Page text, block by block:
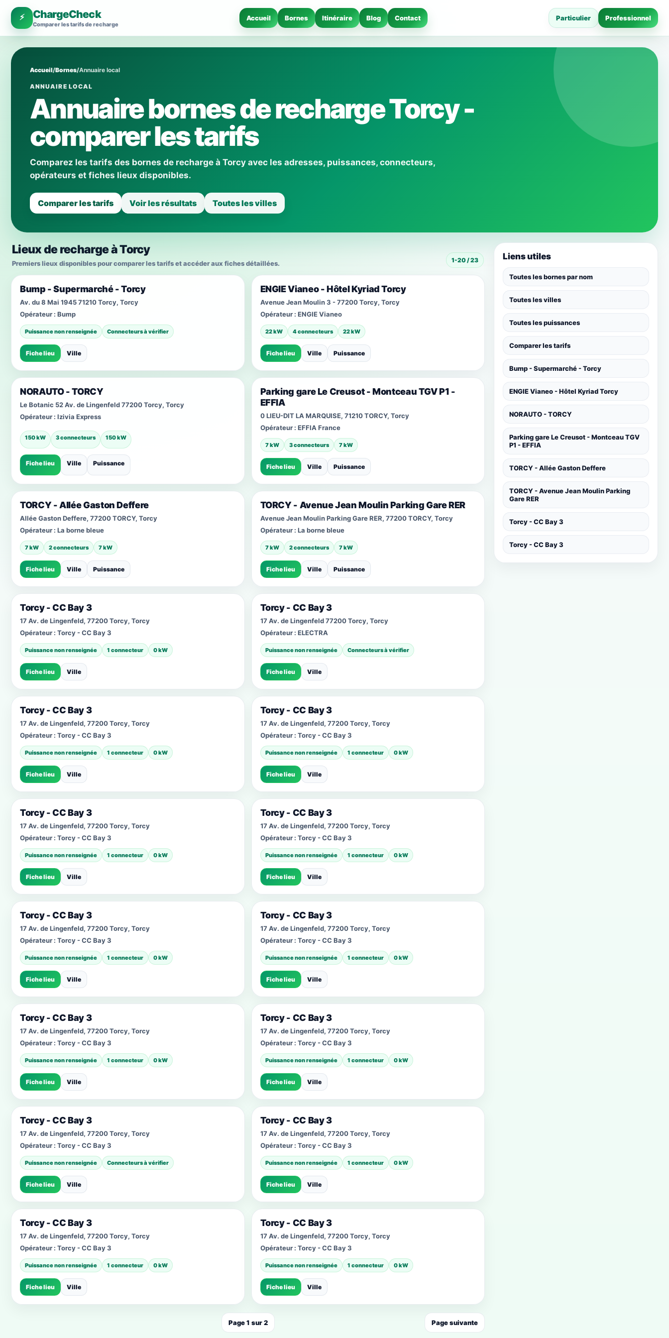
⚡ ChargeCheck
Comparer les tarifs de recharge
Accueil Bornes Itinéraire Blog Contact Particulier Professionnel
Accueil/Bornes/Annuaire local
ANNUAIRE LOCAL
Annuaire bornes de recharge Torcy -
comparer les tarifs
Comparez les tarifs des bornes de recharge à Torcy avec les adresses, puissances, connecteurs,
opérateurs et fiches lieux disponibles.
Comparer les tarifs Voir les résultats Toutes les villes
Lieux de recharge à Torcy
Premiers lieux disponibles pour comparer les tarifs et accéder aux fiches détaillées. 1-20 / 23
Bump - Supermarché - Torcy
Av. du 8 Mai 1945 71210 Torcy, Torcy
Opérateur : Bump
Puissance non renseignée Connecteurs à vérifier
Fiche lieu Ville
ENGIE Vianeo - Hôtel Kyriad Torcy
Avenue Jean Moulin 3 - 77200 Torcy, Torcy
Opérateur : ENGIE Vianeo
22 kW 4 connecteurs 22 kW
Fiche lieu Ville Puissance
NORAUTO - TORCY
Le Botanic 52 Av. de Lingenfeld 77200 Torcy, Torcy
Opérateur : Izivia Express
150 kW 3 connecteurs 150 kW
Fiche lieu Ville Puissance
Parking gare Le Creusot - Montceau TGV P1 -
EFFIA
0 LIEU-DIT LA MARQUISE, 71210 TORCY, Torcy
Opérateur : EFFIA France
7 kW 3 connecteurs 7 kW
Fiche lieu Ville Puissance
TORCY - Allée Gaston Deffere
Allée Gaston Deffere, 77200 TORCY, Torcy
Opérateur : La borne bleue
7 kW 2 connecteurs 7 kW
Fiche lieu Ville Puissance
TORCY - Avenue Jean Moulin Parking Gare RER
Avenue Jean Moulin Parking Gare RER, 77200 TORCY, Torcy
Opérateur : La borne bleue
7 kW 2 connecteurs 7 kW
Fiche lieu Ville Puissance
Torcy - CC Bay 3
17 Av. de Lingenfeld, 77200 Torcy, Torcy
Opérateur : Torcy - CC Bay 3
Puissance non renseignée 1 connecteur 0 kW
Fiche lieu Ville
Torcy - CC Bay 3
17 Av. de Lingenfeld 77200 Torcy, Torcy
Opérateur : ELECTRA
Puissance non renseignée Connecteurs à vérifier
Fiche lieu Ville
Torcy - CC Bay 3
17 Av. de Lingenfeld, 77200 Torcy, Torcy
Opérateur : Torcy - CC Bay 3
Puissance non renseignée 1 connecteur 0 kW
Fiche lieu Ville
Torcy - CC Bay 3
17 Av. de Lingenfeld, 77200 Torcy, Torcy
Opérateur : Torcy - CC Bay 3
Puissance non renseignée 1 connecteur 0 kW
Fiche lieu Ville
Torcy - CC Bay 3
17 Av. de Lingenfeld, 77200 Torcy, Torcy
Opérateur : Torcy - CC Bay 3
Puissance non renseignée 1 connecteur 0 kW
Fiche lieu Ville
Torcy - CC Bay 3
17 Av. de Lingenfeld, 77200 Torcy, Torcy
Opérateur : Torcy - CC Bay 3
Puissance non renseignée 1 connecteur 0 kW
Fiche lieu Ville
Torcy - CC Bay 3
17 Av. de Lingenfeld, 77200 Torcy, Torcy
Opérateur : Torcy - CC Bay 3
Puissance non renseignée 1 connecteur 0 kW
Fiche lieu Ville
Torcy - CC Bay 3
17 Av. de Lingenfeld, 77200 Torcy, Torcy
Opérateur : Torcy - CC Bay 3
Puissance non renseignée 1 connecteur 0 kW
Fiche lieu Ville
Torcy - CC Bay 3
17 Av. de Lingenfeld, 77200 Torcy, Torcy
Opérateur : Torcy - CC Bay 3
Puissance non renseignée 1 connecteur 0 kW
Fiche lieu Ville
Torcy - CC Bay 3
17 Av. de Lingenfeld, 77200 Torcy, Torcy
Opérateur : Torcy - CC Bay 3
Puissance non renseignée 1 connecteur 0 kW
Fiche lieu Ville
Torcy - CC Bay 3
17 Av. de Lingenfeld, 77200 Torcy, Torcy
Opérateur : Torcy - CC Bay 3
Puissance non renseignée Connecteurs à vérifier
Fiche lieu Ville
Torcy - CC Bay 3
17 Av. de Lingenfeld, 77200 Torcy, Torcy
Opérateur : Torcy - CC Bay 3
Puissance non renseignée 1 connecteur 0 kW
Fiche lieu Ville
Torcy - CC Bay 3
17 Av. de Lingenfeld, 77200 Torcy, Torcy
Opérateur : Torcy - CC Bay 3
Puissance non renseignée 1 connecteur 0 kW
Fiche lieu Ville
Torcy - CC Bay 3
17 Av. de Lingenfeld, 77200 Torcy, Torcy
Opérateur : Torcy - CC Bay 3
Puissance non renseignée 1 connecteur 0 kW
Fiche lieu Ville
Page 1 sur 2 Page suivante
Liens utiles
Toutes les bornes par nom
Toutes les villes
Toutes les puissances
Comparer les tarifs
Bump - Supermarché - Torcy
ENGIE Vianeo - Hôtel Kyriad Torcy
NORAUTO - TORCY
Parking gare Le Creusot - Montceau TGV
P1 - EFFIA
TORCY - Allée Gaston Deffere
TORCY - Avenue Jean Moulin Parking
Gare RER
Torcy - CC Bay 3
Torcy - CC Bay 3